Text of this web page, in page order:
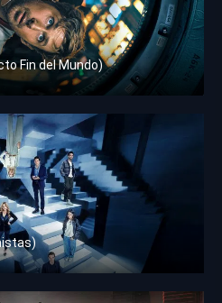
Fin del Mundo)